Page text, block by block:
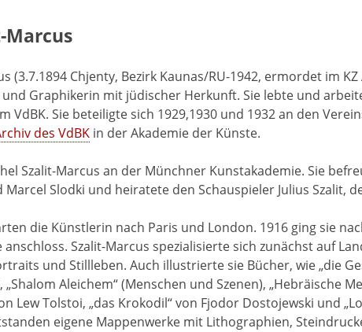
Marcus
(3.7.1894 Chjenty, Bezirk Kaunas/RU-1942, ermordet im
Graphikerin mit jüdischer Herkunft. Sie lebte und
VdBK. Sie beteiligte sich 1929,1930 und 1932 an den
des VdBK in der Akademie der Künste.
Szalit-Marcus an der Münchner Kunstakademie. Sie
Marcel Slodki und heiratete den Schauspieler Julius Szalit,
die Künstlerin nach Paris und London. 1916 ging sie
Szalit-Marcus spezialisierte sich zunächst auf
und Stillleben. Auch illustrierte sie Bücher, wie „die
Aleichem“ (Menschen und Szenen), „Hebräische
Lew Tolstoi, „das Krokodil“ von Fjodor Dostojewski und
eigene Mappenwerke mit Lithographien,